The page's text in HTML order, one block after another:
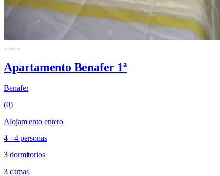
Apartamento Benafer 1ª
Benafer
(0)
Alojamiento entero
4 - 4 personas
3 dormitorios
3 camas